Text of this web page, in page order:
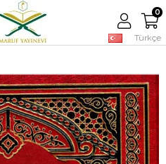
Türkçe
0